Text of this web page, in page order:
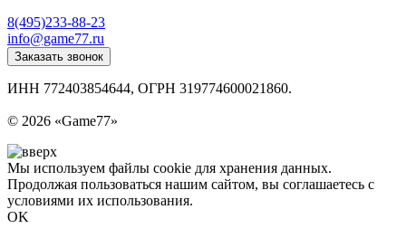
8(495)233-88-23
info@game77.ru
Заказать звонок
ИНН 772403854644, ОГРН 319774600021860.
© 2026 «Game77»
Мы используем файлы cookie для хранения данных.
Продолжая пользоваться нашим сайтом, вы соглашаетесь с
условиями их использования.
OK